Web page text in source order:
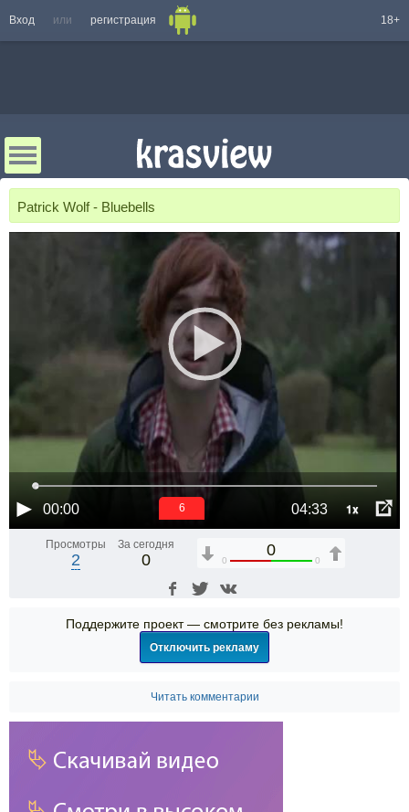
Вход или регистрация 18+
Patrick Wolf - Bluebells
00:00 04:33 1x
6
Просмотры
2
За сегодня
0
0
0 0
Поддержите проект — смотрите без рекламы!
Отключить рекламу
Читать комментарии